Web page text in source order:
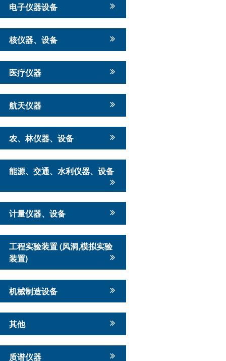
电子仪器设备
核仪器、设备
医疗仪器
航天仪器
农、林仪器、设备
能源、交通、水利仪器、设备
计量仪器、设备
工程实验装置 (风洞,模拟实验
装置)
机械制造设备
其他
质谱仪器